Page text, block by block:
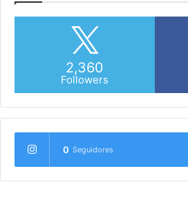
2,360
Followers
0 Seguidores